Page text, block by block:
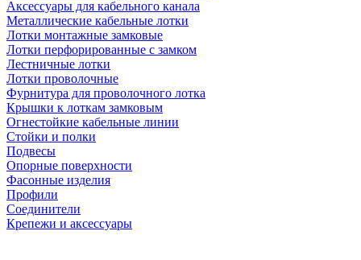
Аксессуары для кабельного канала
Металлические кабельные лотки
Лотки монтажные замковые
Лотки перфорированные с замком
Лестничные лотки
Лотки проволочные
Фурнитура для проволочного лотка
Крышки к лоткам замковым
Огнестойкие кабельные линии
Стойки и полки
Подвесы
Опорные поверхности
Фасонные изделия
Профили
Соединители
Крепежи и аксессуары